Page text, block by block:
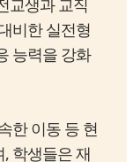
교생과 교직
비한 실전형
능력을 강화
한 이동 등 현
학생들은 재